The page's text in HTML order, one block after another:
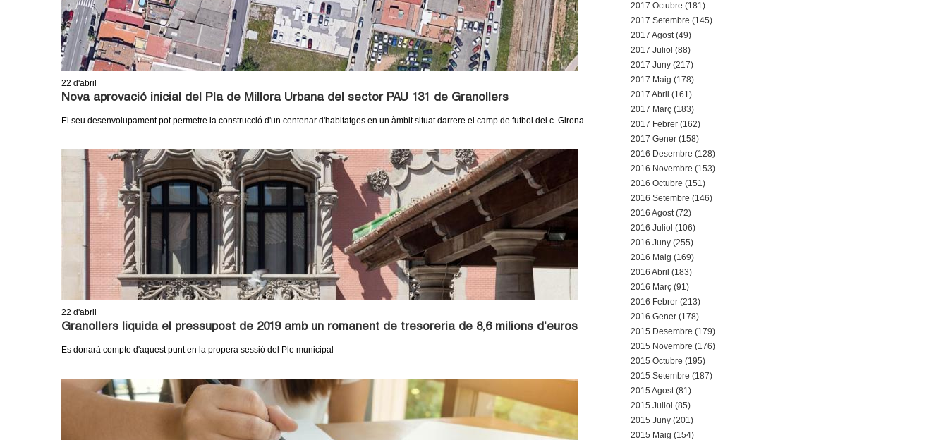
2017 Octubre (181)
2017 Setembre (145)
2017 Agost (49)
2017 Juliol (88)
2017 Juny (217)
2017 Maig (178)
2017 Abril (161)
2017 Març (183)
2017 Febrer (162)
2017 Gener (158)
2016 Desembre (128)
2016 Novembre (153)
2016 Octubre (151)
2016 Setembre (146)
2016 Agost (72)
2016 Juliol (106)
2016 Juny (255)
2016 Maig (169)
2016 Abril (183)
2016 Març (91)
2016 Febrer (213)
2016 Gener (178)
2015 Desembre (179)
2015 Novembre (176)
2015 Octubre (195)
2015 Setembre (187)
2015 Agost (81)
2015 Juliol (85)
2015 Juny (201)
2015 Maig (154)
22 d'abril
Nova aprovació inicial del Pla de Millora Urbana del sector PAU 131 de Granollers
El seu desenvolupament pot permetre la construcció d'un centenar d'habitatges en un àmbit situat darrere el camp de futbol del c. Girona
22 d'abril
Granollers liquida el pressupost de 2019 amb un romanent de tresoreria de 8,6 milions d'euros
Es donarà compte d'aquest punt en la propera sessió del Ple municipal